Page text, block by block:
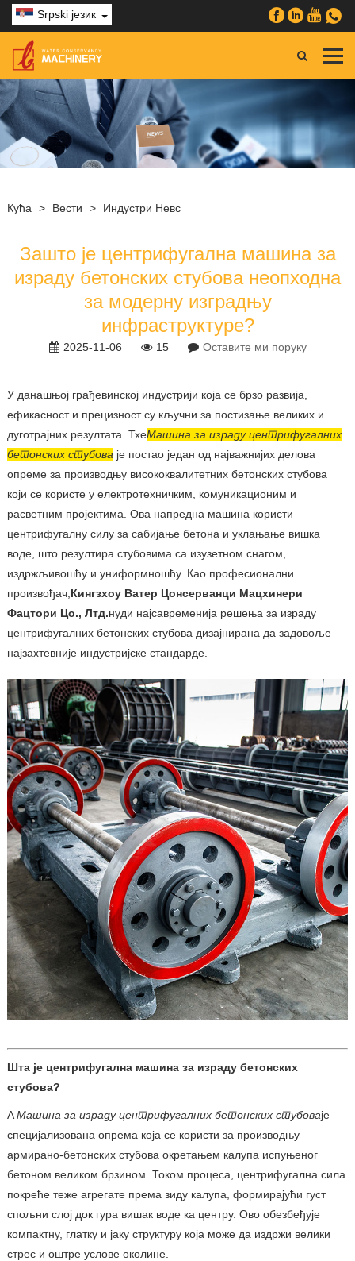
Srpski језик
Кућа > Вести > Индустри Невс
Зашто је центрифугална машина за
израду бетонских стубова неопходна
за модерну изградњу
инфраструктуре?
2025-11-06 15 Оставите ми поруку
У данашњој грађевинској индустрији која се брзо развија,
ефикасност и прецизност су кључни за постизање великих и
дуготрајних резултата. ТхеМашина за израду центрифугалних
бетонских стубова је постао један од најважнијих делова
опреме за производњу висококвалитетних бетонских стубова
који се користе у електротехничким, комуникационим и
расветним пројектима. Ова напредна машина користи
центрифугалну силу за сабијање бетона и уклањање вишка
воде, што резултира стубовима са изузетном снагом,
издржљивошћу и униформношћу. Као професионални
произвођач, Кингзхоу Ватер Цонсерванци Мацхинери
Фацтори Цо., Лтд.нуди најсавременија решења за израду
центрифугалних бетонских стубова дизајнирана да задовоље
најзахтевније индустријске стандарде.
Шта је центрифугална машина за израду бетонских
стубова?
AМашина за израду центрифугалних бетонских стубоваје
специјализована опрема која се користи за производњу
армирано-бетонских стубова окретањем калупа испуњеног
бетоном великом брзином. Током процеса, центрифугална сила
покреће теже агрегате према зиду калупа, формирајући густ
спољни слој док гура вишак воде ка центру. Ово обезбеђује
компактну, глатку и јаку структуру која може да издржи велики
стрес и оштре услове околине.